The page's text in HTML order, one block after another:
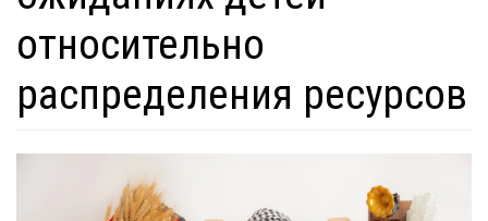
относительно
распределения ресурсов